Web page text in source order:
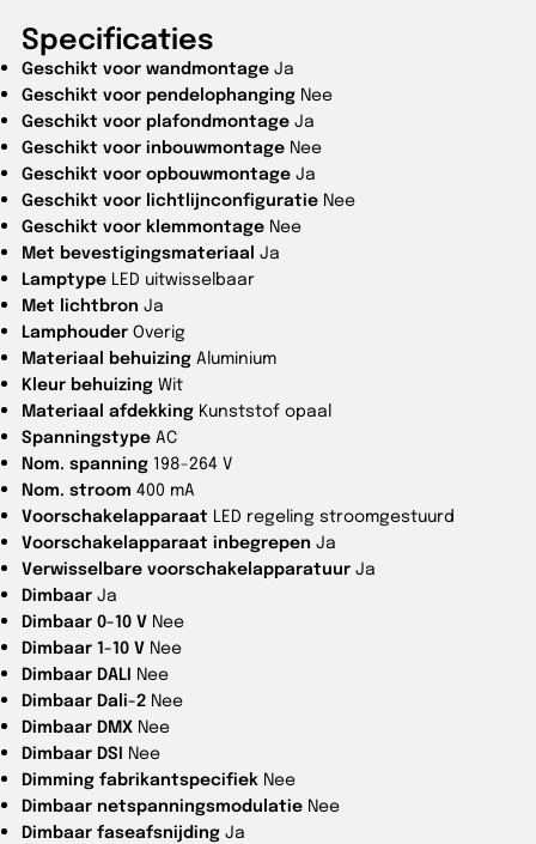
Specificaties
Geschikt voor wandmontage Ja
Geschikt voor pendelophanging Nee
Geschikt voor plafondmontage Ja
Geschikt voor inbouwmontage Nee
Geschikt voor opbouwmontage Ja
Geschikt voor lichtlijnconfiguratie Nee
Geschikt voor klemmontage Nee
Met bevestigingsmateriaal Ja
Lamptype LED uitwisselbaar
Met lichtbron Ja
Lamphouder Overig
Materiaal behuizing Aluminium
Kleur behuizing Wit
Materiaal afdekking Kunststof opaal
Spanningstype AC
Nom. spanning 198-264 V
Nom. stroom 400 mA
Voorschakelapparaat LED regeling stroomgestuurd
Voorschakelapparaat inbegrepen Ja
Verwisselbare voorschakelapparatuur Ja
Dimbaar Ja
Dimbaar 0-10 V Nee
Dimbaar 1-10 V Nee
Dimbaar DALI Nee
Dimbaar Dali-2 Nee
Dimbaar DMX Nee
Dimbaar DSI Nee
Dimming fabrikantspecifiek Nee
Dimbaar netspanningsmodulatie Nee
Dimbaar faseafsnijding Ja